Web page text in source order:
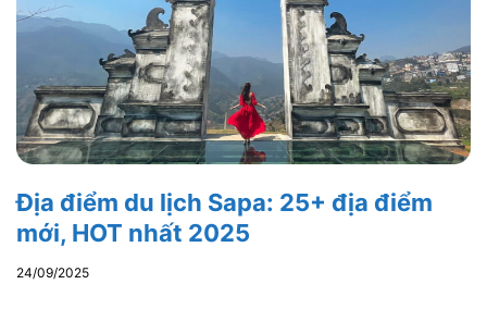
Địa điểm du lịch Sapa: 25+ địa điểm
mới, HOT nhất 2025
24/09/2025